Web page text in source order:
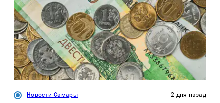
Новости Самары 2 дня назад